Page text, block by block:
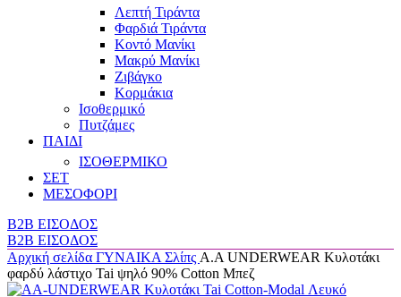
Λεπτή Τιράντα
Φαρδιά Τιράντα
Κοντό Μανίκι
Μακρύ Μανίκι
Ζιβάγκο
Κορμάκια
Ισοθερμικό
Πυτζάμες
ΠΑΙΔΙ
ΙΣΟΘΕΡΜΙΚΟ
ΣΕΤ
ΜΕΣΟΦΟΡΙ
B2B ΕΙΣΟΔΟΣ
B2B ΕΙΣΟΔΟΣ
Αρχική σελίδα ΓΥΝΑΙΚΑ Σλίπς A.A UNDERWEAR Κυλοτάκι
φαρδύ λάστιχο Tai ψηλό 90% Cotton Μπεζ